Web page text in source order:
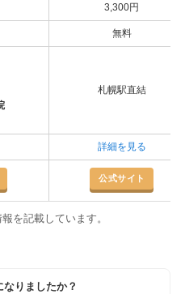
3,300円
無料
札幌駅直結
詳細を見る
公式サイト
を記載しています。
なりましたか？